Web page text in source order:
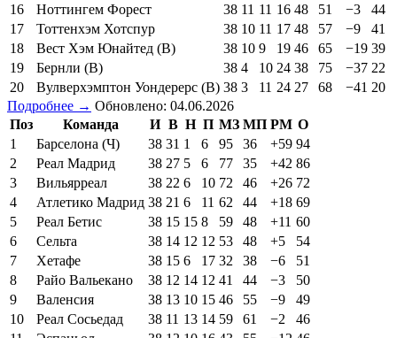
16
Ноттингем Форест 38 11 11 16 48 51 −3
44
17
Тоттенхэм Хотспур 38 10 11 17 48 57 −9
41
18
Вест Хэм Юнайтед (В) 38 10 9 19 46 65 −19 39
19
Бернли (В) 38 4 10 24 38 75 −37 22
20
Вулверхэмптон Уондерерс (В) 38 3 11 24 27 68 −41 20
Подробнее → Обновлено: 04.06.2026
Поз
Команда И В Н П МЗ МП РМ О
1
Барселона (Ч) 38 31 1 6 95 36 +59 94
2
Реал Мадрид 38 27 5 6 77 35 +42 86
3
Вильярреал 38 22 6 10 72 46 +26 72
4
Атлетико Мадрид 38 21 6 11 62 44 +18 69
5
Реал Бетис 38 15 15 8 59 48 +11 60
6
Сельта 38 14 12 12 53 48 +5
54
7
Хетафе 38 15 6 17 32 38 −6
51
8
Райо Вальекано 38 12 14 12 41 44 −3
50
9
Валенсия 38 13 10 15 46 55 −9
49
10
Реал Сосьедад 38 11 13 14 59 61 −2
46